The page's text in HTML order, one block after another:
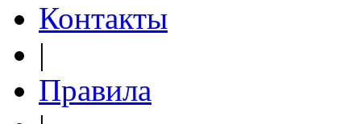
Контакты
|
Правила